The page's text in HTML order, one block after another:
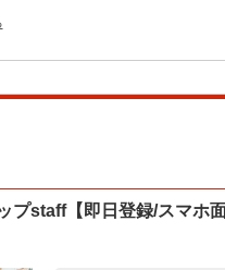
staff【即日登録/スマホ